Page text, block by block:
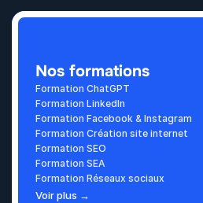
Nos formations
Formation ChatGPT
Formation LinkedIn
Formation Facebook & Instagram
Formation Création site internet
Formation SEO
Formation SEA
Formation Réseaux sociaux
Voir plus →